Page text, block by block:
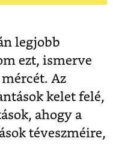
legjobb
ezt, ismerve
Az
kelet felé,
ahogy a
téveszméire,